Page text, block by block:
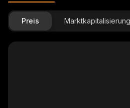
Preis Marktkapitalisierung